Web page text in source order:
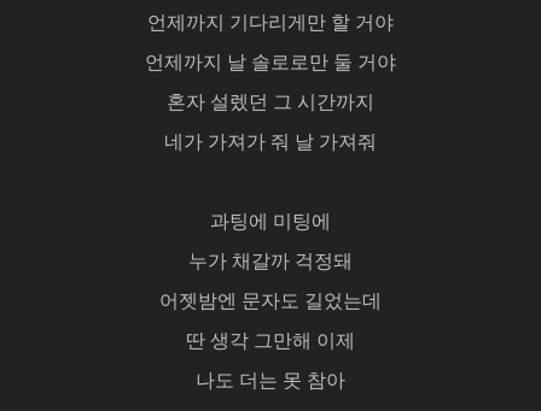
언제까지 기다리게만 할 거야
언제까지 날 솔로로만 둘 거야
혼자 설렜던 그 시간까지
네가 가져가 줘 날 가져줘
과팅에 미팅에
누가 채갈까 걱정돼
어젯밤엔 문자도 길었는데
딴 생각 그만해 이제
나도 더는 못 참아